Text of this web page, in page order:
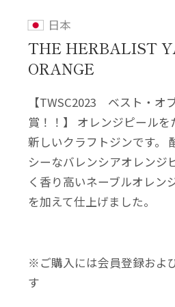
日本
THE HERBALIST
ORANGE
【TWSC2023 ベスト・オ
賞！！】 オレンジピール
新しいクラフトジンです。
シーなバレンシアオレンジ
く香り高いネーブルオレン
を加えて仕上げました。
※ご購入には会員登録およ
す